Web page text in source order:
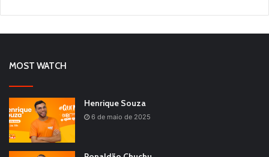
MOST WATCH
Henrique Souza
6 de maio de 2025